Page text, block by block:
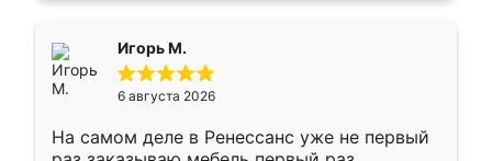
Игорь М.
6 августа 2026
На самом деле в Ренессанс уже не первый